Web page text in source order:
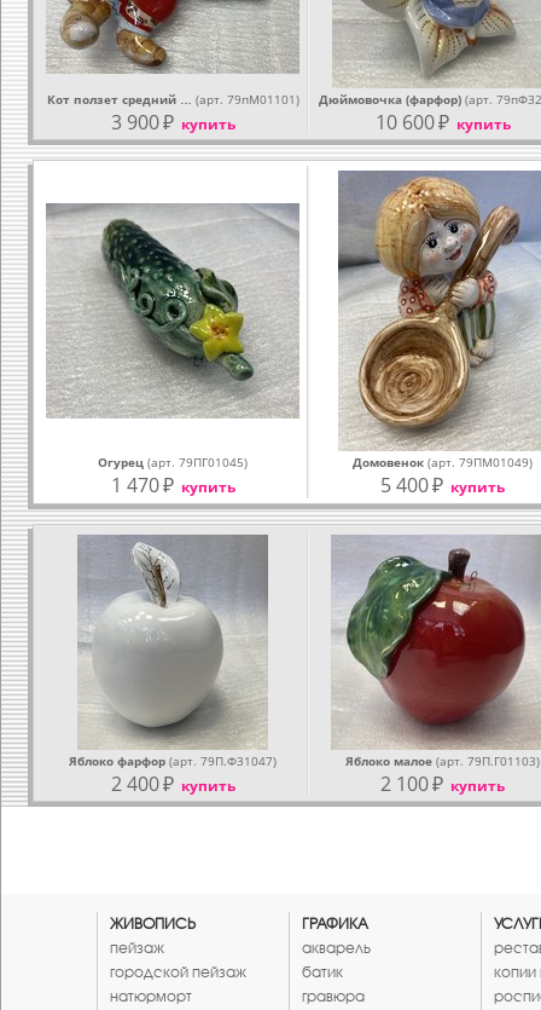
Кот ползет средний … (арт. 79пМ01101)
3 900₽ купить
Дюймовочка (фарфор) (арт.
10 600₽ купить
Огурец (арт. 79ПГ01045)
1 470₽ купить
Домовенок (арт. 79ПМ01049)
5 400₽ купить
Яблоко фарфор (арт. 79П.Ф31047)
2 400₽ купить
Яблоко малое (арт. 79П.Г01103)
2 100₽ купить
ЖИВОПИСЬ
пейзаж
городской пейзаж
натюрморт
ГРАФИКА
акварель
батик
гравюра
копии